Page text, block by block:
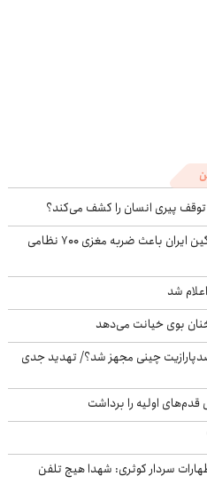
آسوشیتدپرس افشا کرد: حملات سنگین ایران باعث ضربه مغزی ۷۰۰ نظامی
شد
بوی خیانت می‌دهد
چینی مجهز شد؟/ تهدید جدی
اولیه را برداشت
سردار کوثری: شهدا هیچ تلفن